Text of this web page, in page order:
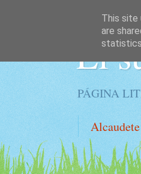
El
PÁGINA
This site
are